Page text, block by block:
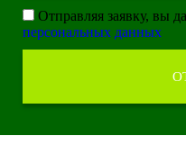
Отправляя заявку, вы
персональных данных